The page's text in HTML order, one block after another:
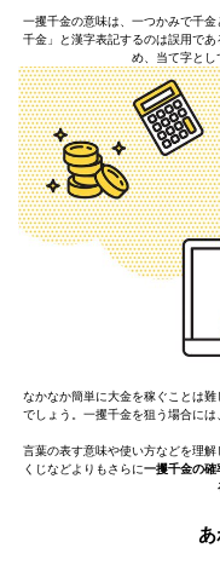
一攫千金の意味は、一つかみで千
千金」と漢字表記するのは誤用で
め、当て字とし
なかなか簡単に大金を稼ぐことは
でしょう。一攫千金を狙う場合に
言葉の表す意味や使い方などを理
くじなどよりもさらに一攫千金の確